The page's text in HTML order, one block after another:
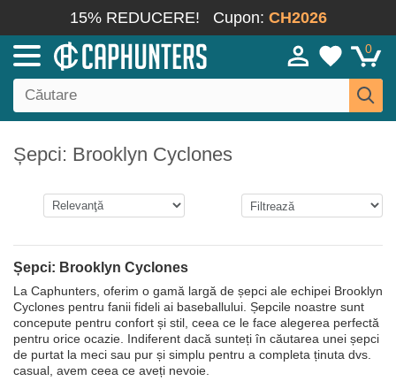
15% REDUCERE! Cupon: CH2026
0
Șepci: Brooklyn Cyclones
Șepci: Brooklyn Cyclones
La Caphunters, oferim o gamă largă de șepci ale echipei Brooklyn
Cyclones pentru fanii fideli ai baseballului. Șepcile noastre sunt
concepute pentru confort și stil, ceea ce le face alegerea perfectă
pentru orice ocazie. Indiferent dacă sunteți în căutarea unei șepci
de purtat la meci sau pur și simplu pentru a completa ținuta dvs.
casual, avem ceea ce aveți nevoie.